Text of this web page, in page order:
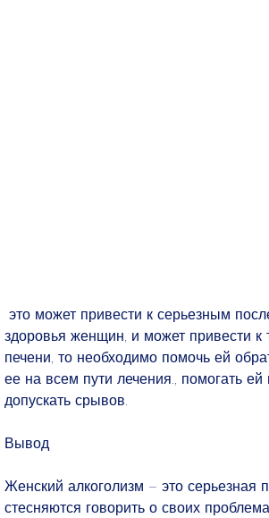
здоровья женщин, и может привести к
печени, то необходимо помочь ей
ее на всем пути лечения., помогать
допускать срывов.
Вывод
Женский алкоголизм – это серьезная
стесняются говорить о своих